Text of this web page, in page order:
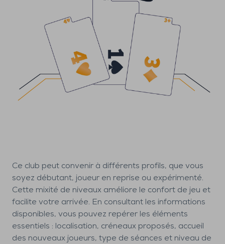
Ce club peut convenir à différents profils, que vous
soyez débutant, joueur en reprise ou expérimenté.
Cette mixité de niveaux améliore le confort de jeu et
facilite votre arrivée. En consultant les informations
disponibles, vous pouvez repérer les éléments
essentiels : localisation, créneaux proposés, accueil
des nouveaux joueurs, type de séances et niveau de